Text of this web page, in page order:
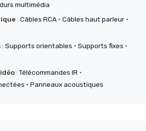
multimédia
: Câbles RCA · Câbles haut parleur ·
: Supports orientables · Supports fixes ·
:Télécommandes IR ·
· Panneaux acoustiques